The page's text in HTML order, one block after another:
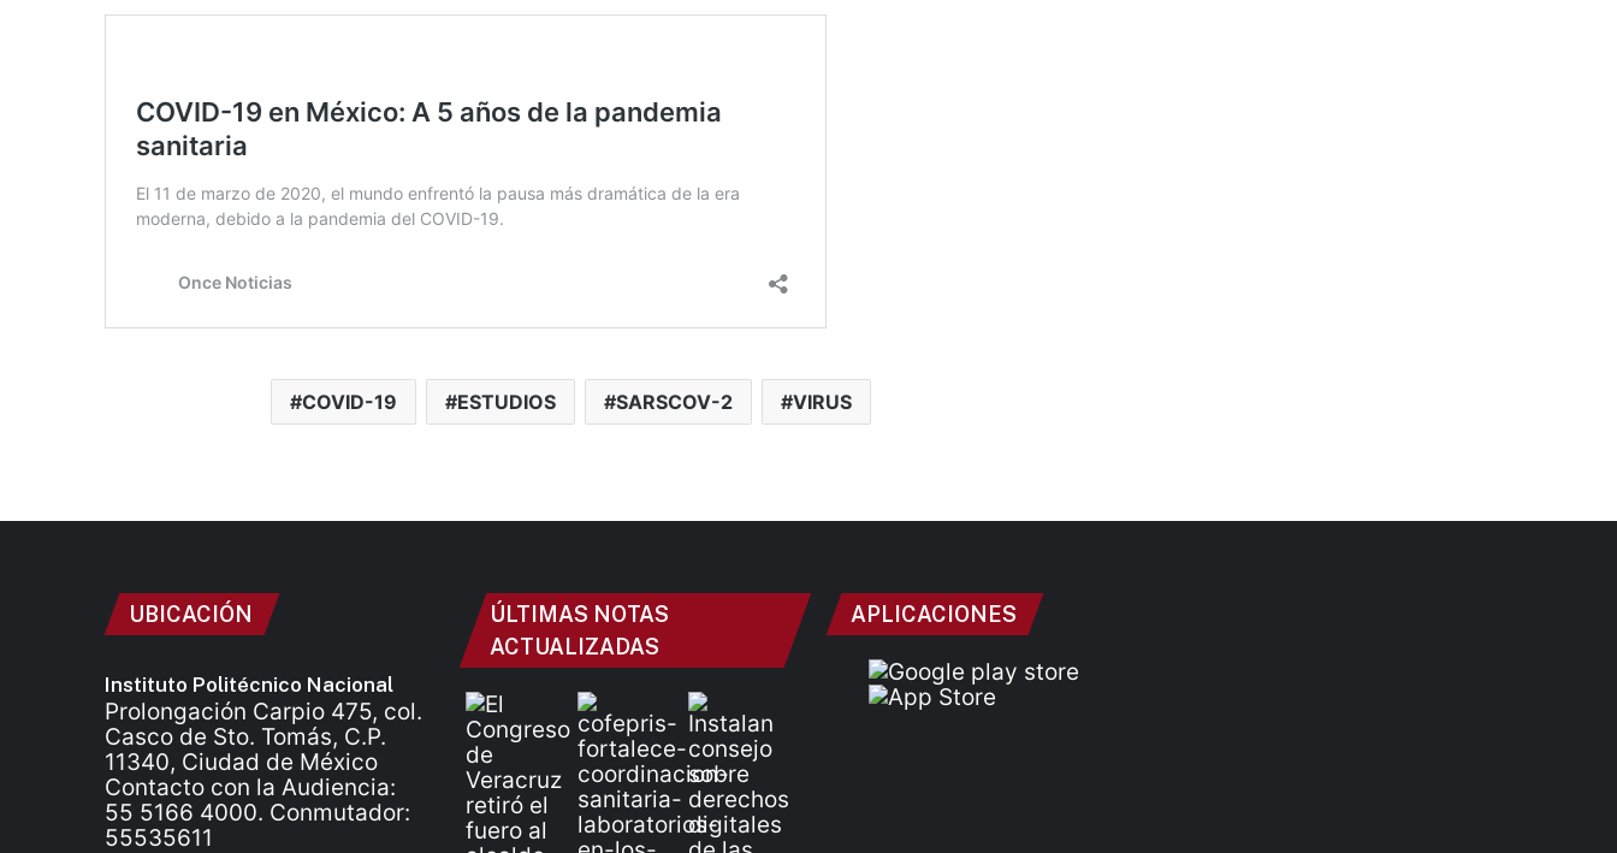
COVID-19 ESTUDIOS SARSCOV-2 VIRUS
UBICACIÓN
Instituto Politécnico Nacional
Prolongación Carpio 475, col.
Casco de Sto. Tomás, C.P.
11340, Ciudad de México
Contacto con la Audiencia:
55 5166 4000. Conmutador:
55535611
ÚLTIMAS NOTAS
ACTUALIZADAS
APLICACIONES